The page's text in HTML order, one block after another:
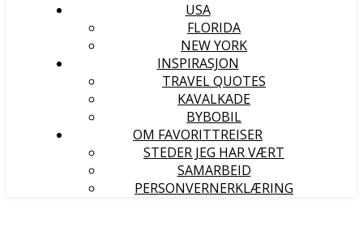
USA
FLORIDA
NEW YORK
INSPIRASJON
TRAVEL QUOTES
KAVALKADE
BYBOBIL
OM FAVORITTREISER
STEDER JEG HAR VÆRT
SAMARBEID
PERSONVERNERKLÆRING